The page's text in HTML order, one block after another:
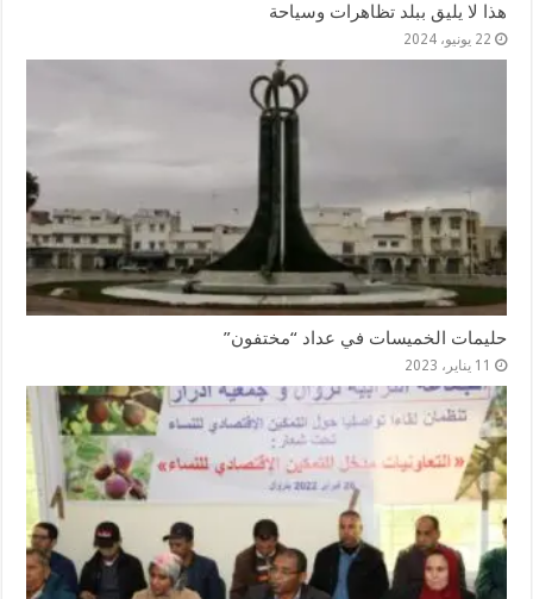
هذا لا يليق ببلد تظاهرات وسياحة
22 يونيو، 2024
حليمات الخميسات في عداد “مختفون”
11 يناير، 2023